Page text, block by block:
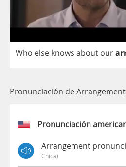
Who else knows about our
Pronunciación de Arrangement
Pronunciación
Arrangement
Chica)